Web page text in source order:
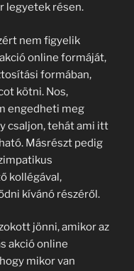
legyetek résen.
nem figyelik
online formáját,
formában,
kötni. Nos,
engedheti meg
csaljon, tehát ami itt
Másrészt pedig
kollégával,
kívánó részéről.
jönni, amikor az
akció online
mikor van